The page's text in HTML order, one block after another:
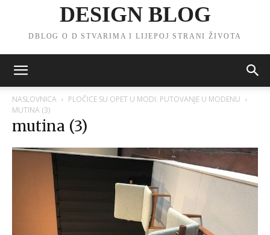
DESIGN BLOG
DBLOG O D STVARIMA I LIJEPOJ STRANI ŽIVOTA
NASLOVNICA
PLOČICE SU OPET U MODI. PUTOVANJE U MODENU
MUTINA (3)
mutina (3)